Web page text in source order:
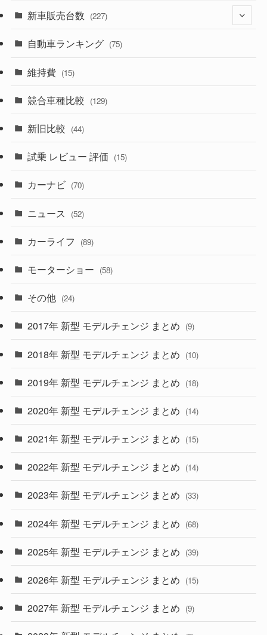
(526)
(357)
(329)
(194)
(230)
(253)
(242)
(85)
(84)
(14)
(222)
(50)
(43)
(6)
(9)
(30)
(27)
(58)
(28)
(27)
(26)
(10)
(35)
(10)
(9)
(22)
(4)
(9)
(4)
(1)
(28)
(8)
(3)
(3)
(5)
(1)
新車販売台数 (227)
(21)
(5)
(7)
(5)
自動車ランキング (75)
維持費 (15)
競合車種比較 (129)
新旧比較 (44)
試乗 レビュー 評価 (15)
カーナビ (70)
ニュース (52)
カーライフ (89)
モーターショー (58)
その他 (24)
2017年 新型 モデルチェンジ まとめ (9)
2018年 新型 モデルチェンジ まとめ (10)
2019年 新型 モデルチェンジ まとめ (18)
2020年 新型 モデルチェンジ まとめ (14)
2021年 新型 モデルチェンジ まとめ (15)
2022年 新型 モデルチェンジ まとめ (14)
2023年 新型 モデルチェンジ まとめ (33)
2024年 新型 モデルチェンジ まとめ (68)
2025年 新型 モデルチェンジ まとめ (39)
2026年 新型 モデルチェンジ まとめ (15)
2027年 新型 モデルチェンジ まとめ (9)